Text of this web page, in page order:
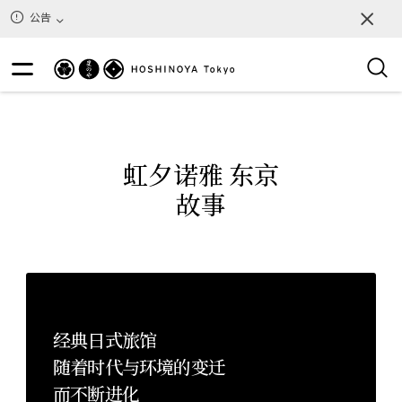
公告
虹夕诺雅 东京
故事
经典日式旅馆
随着时代与环境的变迁
而不断进化